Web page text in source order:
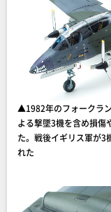
▲1982年のフォークラ
よる撃墜3機を含め損傷
た。戦後イギリス軍が3
れた